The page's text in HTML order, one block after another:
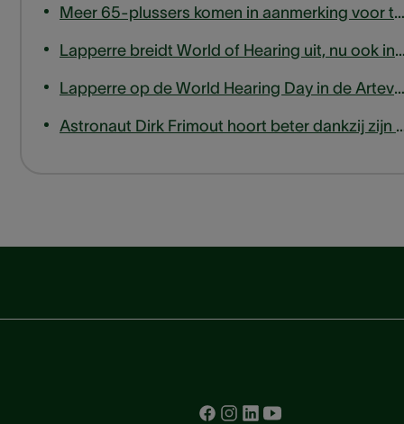
Meer 65-plussers komen in aanmerking voor terugbetaling van hoortoestellen
Lapperre breidt World of
Lapperre op de World Hearing Day in de Arteveldehogeschool Gent
Astronaut Dirk Frimout hoort